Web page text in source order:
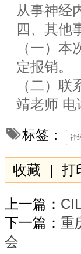
从事神经
四、其他
（一）
定报销。
（二）
靖老师 电
标签： 神
收藏 | 打
上一篇：
下一篇： 重
会